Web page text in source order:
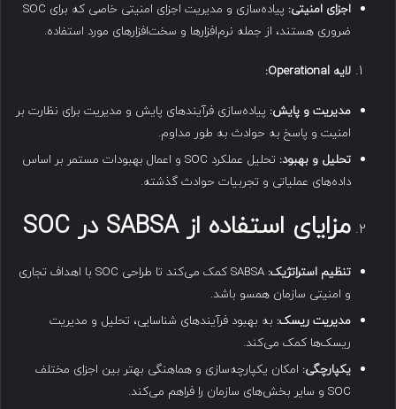
اجزای امنیتی:
پیاده‌سازی و مدیریت اجزای امنیتی خاصی که برای SOC
ضروری هستند، از جمله نرم‌افزارها و سخت‌افزارهای مورد استفاده.
لایه
مدیریت و پایش: پیاده‌سازی فرآیندهای پایش و مدیریت برای نظارت بر
امنیت و پاسخ به حوادث به طور مداوم.
تحلیل و بهبود:
تحلیل عملکرد SOC و اعمال بهبودات مستمر بر اساس
داده‌های عملیاتی و تجربیات حوادث گذشته.
مزایای استفاده از SABSA در
تنظیم استراتژیک:
SABSA کمک می‌کند تا طراحی SOC با اهداف تجاری
و امنیتی سازمان همسو باشد.
مدیریت ریسک: به بهبود فرآیندهای شناسایی، تحلیل و مدیریت
ریسک‌ها کمک می‌کند.
یکپارچگی: امکان یکپارچه‌سازی و هماهنگی بهتر بین اجزای مختلف
SOC و سایر بخش‌های سازمان را فراهم می‌کند.